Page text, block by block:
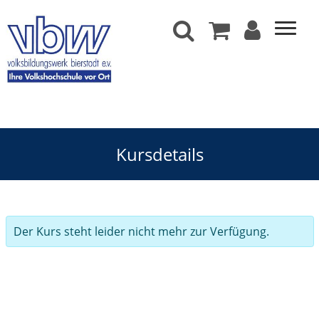
Kursdetails
Der Kurs steht leider nicht mehr zur Verfügung.